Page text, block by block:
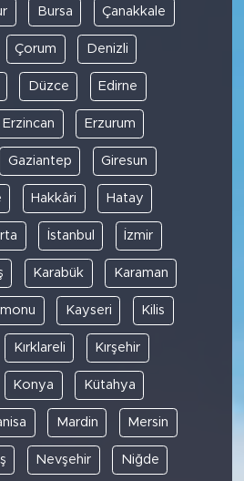
Bursa Çanakkale
Çorum Denizli
Düzce Edirne
Erzincan Erzurum
Gaziantep Giresun
Hakkâri Hatay
İstanbul İzmir
Karabük Karaman
Kayseri Kilis
Kırklareli Kırşehir
Konya Kütahya
Mardin Mersin
Nevşehir Niğde